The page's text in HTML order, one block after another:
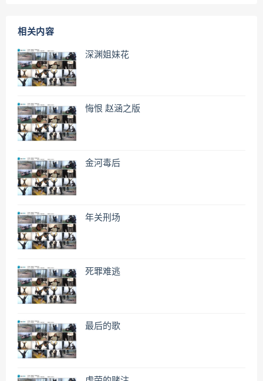
相关内容
深渊姐妹花
悔恨 赵涵之版
金河毒后
年关刑场
死罪难逃
最后的歌